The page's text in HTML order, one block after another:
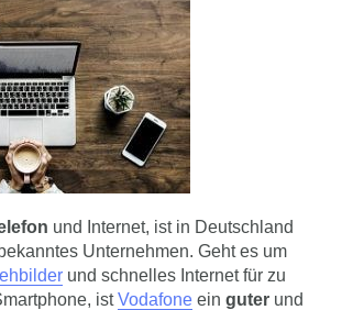
und Internet, ist in Deutschland
Unternehmen. Geht es um
und schnelles Internet für zu
istVodafone ein guter und